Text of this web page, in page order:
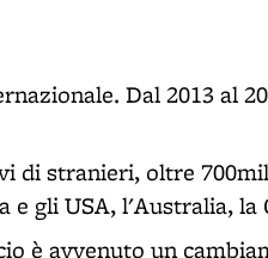
Dal 2013 al
di stranieri, oltre
gli USA, l'Australia, la
è avvenuto un